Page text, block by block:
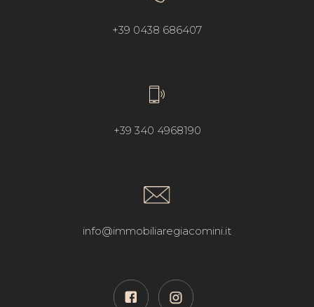
+39 0438 686407
+39 340 4968190
info@immobiliaregiacomini.it